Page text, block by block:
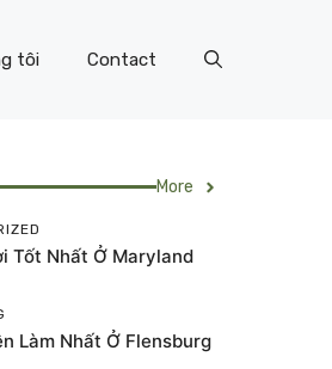
tôi Contact
More
Tốt Nhất Ở Maryland
Làm Nhất Ở Flensburg